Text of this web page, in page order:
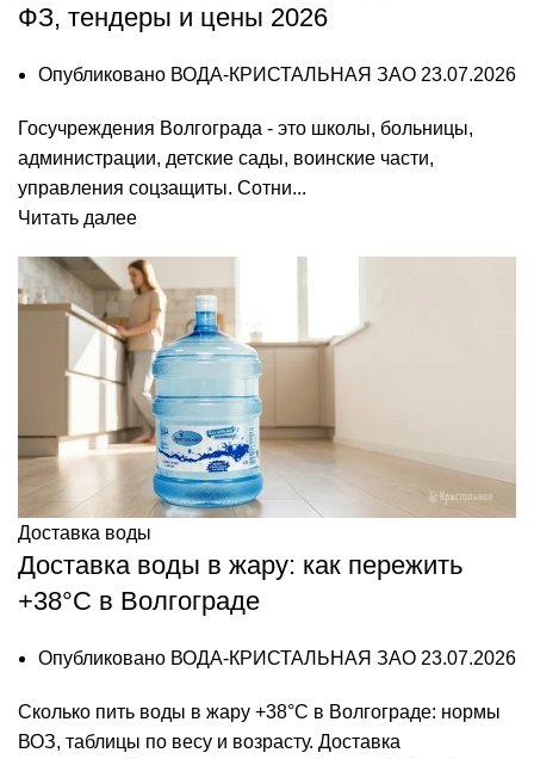
ФЗ, тендеры и цены 2026
Опубликовано ВОДА-КРИСТАЛЬНАЯ ЗАО 23.07.2026
Госучреждения Волгограда - это школы, больницы,
администрации, детские сады, воинские части,
управления соцзащиты. Сотни...
Читать далее
Доставка воды
Доставка воды в жару: как пережить
+38°C в Волгограде
Опубликовано ВОДА-КРИСТАЛЬНАЯ ЗАО 23.07.2026
Сколько пить воды в жару +38°C в Волгограде: нормы
ВОЗ, таблицы по весу и возрасту. Доставка